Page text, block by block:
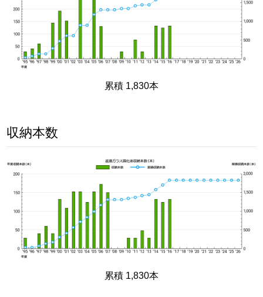
累積 1,830本
収納本数
累積 1,830本